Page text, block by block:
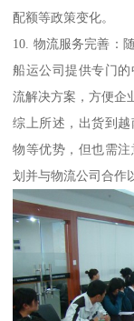
配额等政策变化。
10. 物流服务完善：
船运公司提供专门
流解决方案，方便企
综上所述，出货到
物等优势，但也需
划并与物流公司合作